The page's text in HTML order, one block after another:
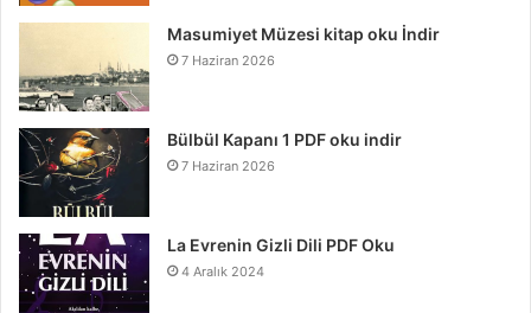
Masumiyet Müzesi kitap oku İndir
7 Haziran 2026
Bülbül Kapanı 1 PDF oku indir
7 Haziran 2026
La Evrenin Gizli Dili PDF Oku
4 Aralık 2024